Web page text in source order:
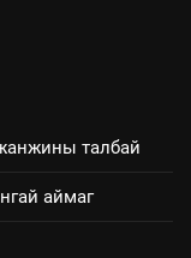
техник,
талбай
аймаг